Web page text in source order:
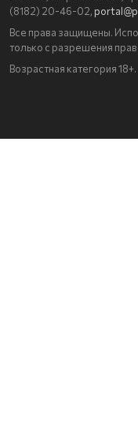
(8182) 20-46-02,
Все права защищены.
только с разрешения
Возрастная категория 18+.